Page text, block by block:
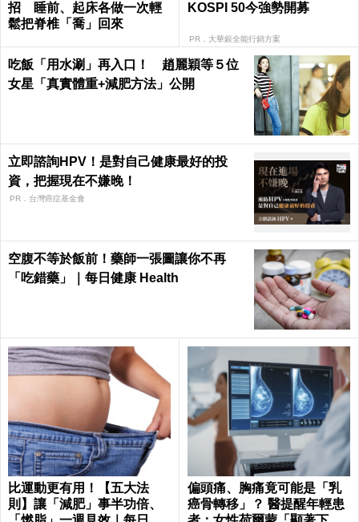
招 睡前、起床各做一次輕
鬆把脊椎「喬」回來
KOSPI 50今強勢開募
PR．大華銀全能行銷方案
吃飯「用水涮」再入口！ 趙麗穎等５位
女星「真實體重+減肥方法」公開
立即諮詢HPV！是對自己健康最好的投
資，把握現在不嫌晚！
PR．台灣癌症基金會
空腹不等於飯前！藥師一張圖讓你不再
「吃錯藥」｜每日健康 Health
比運動更有用！【五大法
則】讓「減肥」事半功倍、
偏頭痛、胸痛竟可能是「乳
癌骨轉移」？ 醫提醒年輕患